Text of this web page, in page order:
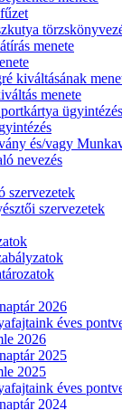
menete
kiváltásának
menete
ügyintézés
és/vagy
nevezés
szervezetek
szervezetek
2026
éves
2026
2025
2025
éves
2024